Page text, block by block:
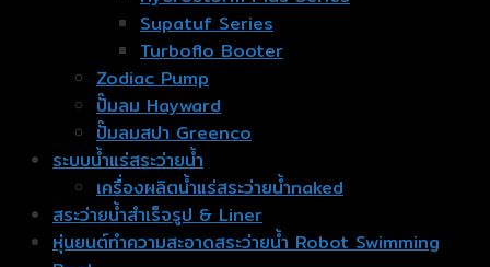
Supatuf Series
Turboflo Booter
Zodiac Pump
ปั๊มลม Hayward
ปั๊มลมสปา Greenco
ระบบน้ำแร่สระว่ายน้ำ
เครื่องผลิตน้ำแร่สระว่ายน้ำnaked
สระว่ายน้ำสำเร็จรูป & Liner
หุ่นยนต์ทำความสะอาดสระว่ายน้ำ Robot Swimming